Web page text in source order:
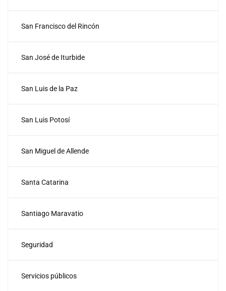
San Francisco del Rincón
San José de Iturbide
San Luis de la Paz
San Luis Potosí
San Miguel de Allende
Santa Catarina
Santiago Maravatio
Seguridad
Servicios públicos